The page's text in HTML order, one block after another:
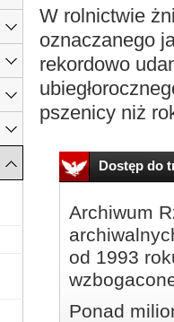
W rolnictwie
oznaczanego
rekordowo
pszenicy niż
Dostęp do
Archiwum
od 1993
Ponad